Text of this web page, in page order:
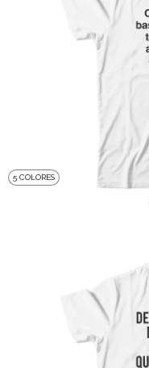
5 COLORES